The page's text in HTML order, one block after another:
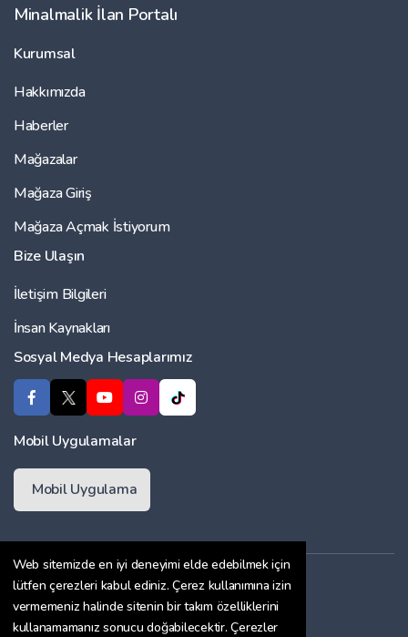
Web sitemizde en iyi deneyimi elde edebilmek için
lütfen çerezleri kabul ediniz. Çerez kullanımına izin
vermemeniz halinde sitenin bir takım özelliklerini
kullanamamanız sonucu doğabilecektir. Çerezler
Minalmalik İlan Portalı
Kurumsal
Hakkımızda
Haberler
Mağazalar
Mağaza Giriş
Mağaza Açmak İstiyorum
Bize Ulaşın
İletişim Bilgileri
İnsan Kaynakları
Sosyal Medya Hesaplarımız
Mobil Uygulamalar
Mobil Uygulama
Üyelik Sözleşmesi
Çerez Politikası